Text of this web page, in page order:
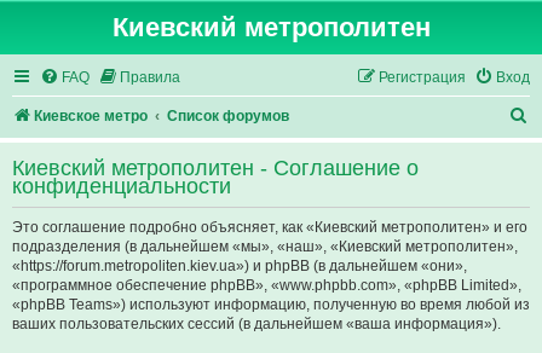
Киевский метрополитен
FAQ Правила Вход
Регистрация
Киевское метро Список форумов
о
с
Киевский метрополитен - Соглашение о
конфиденциальности
Это соглашение подробно объясняет, как «Киевский метрополитен» и его
подразделения (в дальнейшем «мы», «наш», «Киевский метрополитен»,
«https://forum.metropoliten.kiev.ua») и phpBB (в дальнейшем «они»,
«программное обеспечение phpBB», «www.phpbb.com», «phpBB Limited»,
«phpBB Teams») используют информацию, полученную во время любой из
ваших пользовательских сессий (в дальнейшем «ваша информация»).